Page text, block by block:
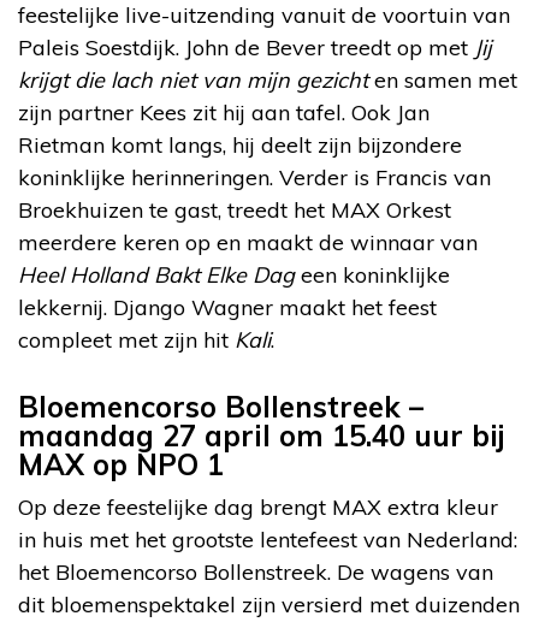
feestelijke live-uitzending vanuit de voortuin van
Paleis Soestdijk. John de Bever treedt op met Jij
krijgt die lach niet van mijn gezichten samen met
zijn partner Kees zit hij aan tafel. Ook Jan
Rietman komt langs, hij deelt zijn bijzondere
koninklijke herinneringen. Verder is Francis van
Broekhuizen te gast, treedt het MAX Orkest
meerdere keren op en maakt de winnaar van
Heel Holland Bakt Elke Dageen koninklijke
lekkernij. Django Wagner maakt het feest
compleet met zijn hit Kali.
Bloemencorso Bollenstreek –
maandag 27 april om 15.40 uur bij
MAX op NPO 1
Op deze feestelijke dag brengt MAX extra kleur
in huis met het grootste lentefeest van Nederland:
het Bloemencorso Bollenstreek. De wagens van
dit bloemenspektakel zijn versierd met duizenden